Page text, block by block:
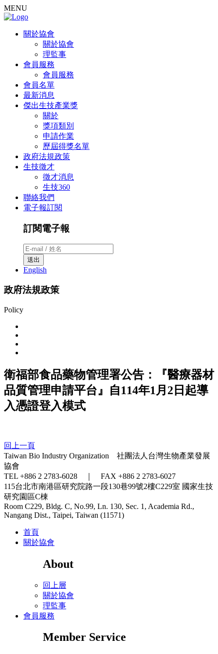
MENU
關於協會
關於協會
理監事
會員服務
會員服務
會員名單
最新消息
傑出生技產業獎
關於
獎項類別
申請作業
歷屆得獎名單
政府法規政策
生技徵才
徵才消息
生技360
聯絡我們
電子報訂閱
訂閱電子報
送出
English
政府法規政策
Policy
衛福部食品藥物管理署公告：『醫療器材
品質管理申請平台』自114年1月2日起導
入憑證登入模式
回上一頁
Taiwan Bio Industry Organization 社團法人台灣生物產業發展
協會
TEL +886 2 2783-6028 ｜ FAX +886 2 2783-6027
115台北市南港區研究院路一段130巷99號2樓C229室 國家生技
研究園區C棟
Room C229, Bldg. C, No.99, Ln. 130, Sec. 1, Academia Rd.,
Nangang Dist., Taipei, Taiwan (11571)
首頁
關於協會
About
回上層
關於協會
理監事
會員服務
Member Service